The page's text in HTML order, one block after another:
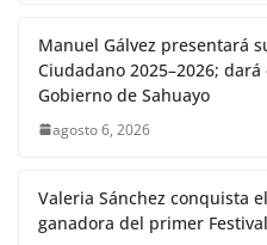
Manuel Gálvez presentará
Ciudadano 2025–2026;
Gobierno de Sahuayo
agosto 6, 2026
Valeria Sánchez conquista
ganadora del primer